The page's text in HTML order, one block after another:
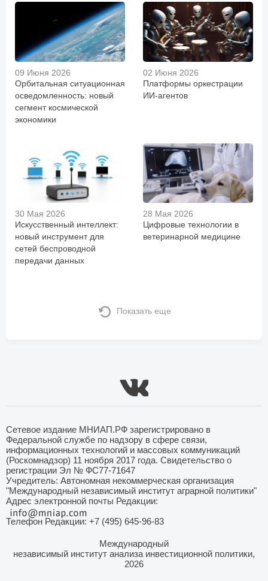
09 Июня 2026
Орбитальная ситуационная
осведомленность: новый
сегмент космической
экономики
02 Июня 2026
Платформы оркестрации
ИИ-агентов
30 Мая 2026
Искусственный интеллект:
новый инструмент для
сетей беспроводной
передачи данных
28 Мая 2026
Цифровые технологии в
ветеринарной медицине
Показать еще
Сетевое издание МНИАП.РФ зарегистрировано в
Федеральной службе по надзору в сфере связи,
информационных технологий и массовых коммуникаций
(Роскомнадзор) 11 ноября 2017 года. Свидетельство о
регистрации Эл № ФС77-71647
Учредитель: Автономная некоммерческая организация
"Международный независимый институт аграрной политики"
Адрес электронной почты Редакции:
Телефон Редакции: +7 (495) 645-96-83
Международный
независимый институт анализа инвестиционной политики,
2026